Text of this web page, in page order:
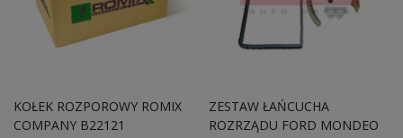
Chemia
Pozostałe
KOŁEK ROZPOROWY ROMIX
COMPANY B22121
ZESTAW ŁAŃCUCHA
ROZRZĄDU FORD MONDEO